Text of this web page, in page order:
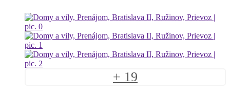
+ 19